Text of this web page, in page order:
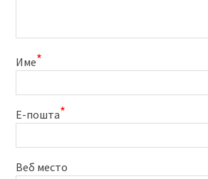
Име*
Е-пошта*
Веб место